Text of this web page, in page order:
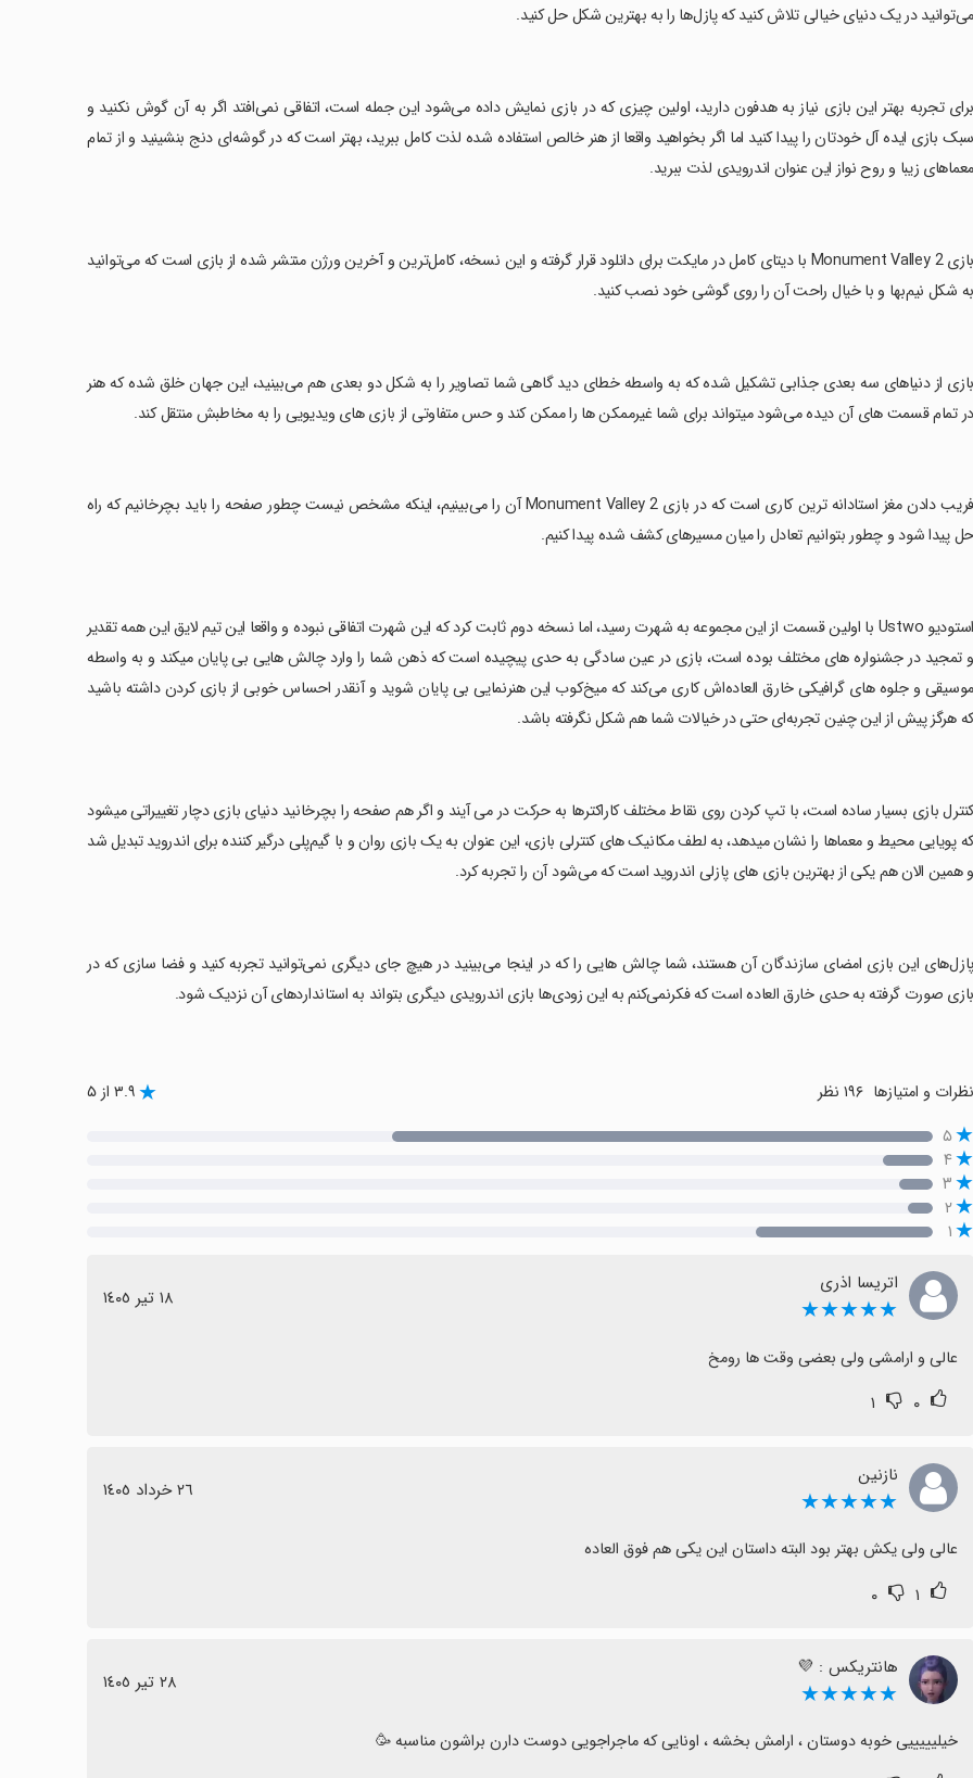
می‌توانید در یک دنیای خیالی تلاش کنید که پازل‌ها را به بهترین شکل حل کنید.
‏برای تجربه بهتر این بازی نیاز به هدفون دارید، اولین چیزی که در بازی نمایش داده می‌شود این جمله است، اتفاقی نمی‌افتد اگر به آن گوش نکنید و
سبک بازی ایده آل خودتان را پیدا کنید اما اگر بخواهید واقعا از هنر خالص استفاده شده لذت کامل ببرید، بهتر است که در گوشه‌ای دنج بنشینید و از تمام
معماهای زیبا و روح نواز این عنوان اندرویدی لذت ببرید.
‏بازی Monument Valley 2 با دیتای کامل در مایکت برای دانلود قرار گرفته و این نسخه، کامل‌ترین و آخرین ورژن منتشر شده از بازی است که می‌توانید
به شکل نیم‌بها و با خیال راحت آن را روی گوشی خود نصب کنید.
‏بازی از دنیاهای سه بعدی جذابی تشکیل شده که به واسطه خطای دید گاهی شما تصاویر را به شکل دو بعدی هم می‌بینید، این جهان خلق شده که هنر
در تمام قسمت های آن دیده می‌شود میتواند برای شما غیرممکن ها را ممکن کند و حس متفاوتی از بازی های ویدیویی را به مخاطبش منتقل کند.
‏فریب دادن مغز استادانه ترین کاری است که در بازی Monument Valley 2 آن را می‌بینیم، اینکه مشخص نیست چطور صفحه را باید بچرخانیم که راه
حل پیدا شود و چطور بتوانیم تعادل را میان مسیرهای کشف شده پیدا کنیم.
‏استودیو Ustwo با اولین قسمت از این مجموعه به شهرت رسید، اما نسخه دوم ثابت کرد که این شهرت اتفاقی نبوده و واقعا این تیم لایق این همه تقدیر
و تمجید در جشنواره های مختلف بوده است، بازی در عین سادگی به حدی پیچیده است که ذهن شما را وارد چالش هایی بی پایان میکند و به واسطه
موسیقی و جلوه های گرافیکی خارق العاده‌اش کاری می‌کند که میخ‌کوب این هنرنمایی بی پایان شوید و آنقدر احساس خوبی از بازی کردن داشته باشید
که هرگز پیش از این چنین تجربه‌ای حتی در خیالات شما هم شکل نگرفته باشد.
‏کنترل بازی بسیار ساده است، با تپ کردن روی نقاط مختلف کاراکترها به حرکت در می آیند و اگر هم صفحه را بچرخانید دنیای بازی دچار تغییراتی میشود
که پویایی محیط و معماها را نشان میدهد، به لطف مکانیک های کنترلی بازی، این عنوان به یک بازی روان و با گیم‌پلی درگیر کننده برای اندروید تبدیل شد
و همین الان هم یکی از بهترین بازی های پازلی اندروید است که می‌شود آن را تجربه کرد.
‏پازل‌های این بازی امضای سازندگان آن هستند، شما چالش هایی را که در اینجا می‌بینید در هیچ جای دیگری نمی‌توانید تجربه کنید و فضا سازی که در
بازی صورت گرفته به حدی خارق العاده است که فکرنمی‌کنم به این زودی‌ها بازی اندرویدی دیگری بتواند به استانداردهای آن نزدیک شود.
نظرات و امتیازها ۱۹۶ نظر ۳.۹ از ۵
۵
۴
۳
۲
۱
اتریسا اذری
★★★★★ ١٨ تیر ١٤٠٥
عالی و ارامشی ولی بعضی وقت ها رومخ
۰ ۱
نازنین
★★★★★ ٢٦ خرداد ١٤٠٥
عالی ولی یکش بهتر بود البته داستان این یکی هم فوق العاده
۱ ۰
هانتریکس : 💜
★★★★★ ٢٨ تیر ١٤٠٥
خیلیییییی خوبه دوستان ، ارامش بخشه ، اونایی که ماجراجویی دوست دارن براشون مناسبه 🥳